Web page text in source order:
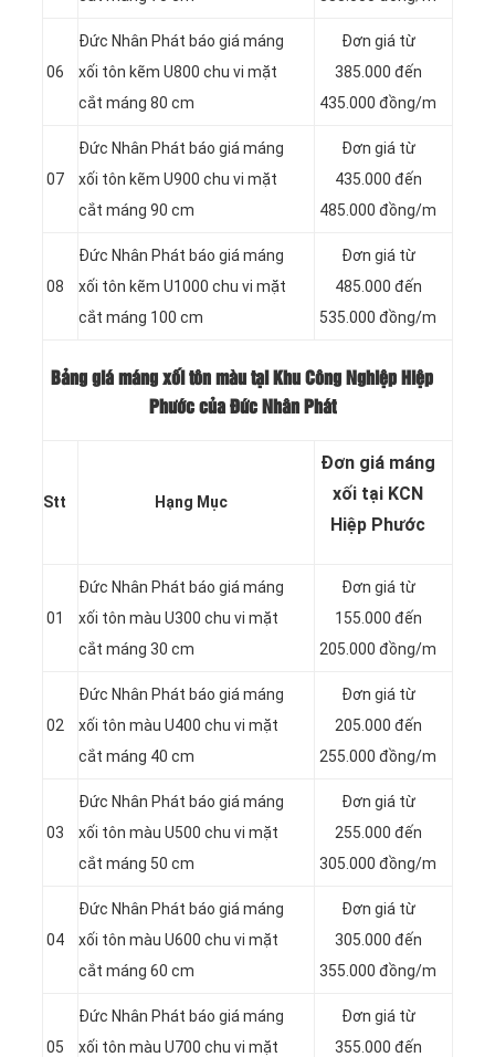
06
Đức Nhân Phát báo giá máng
xối tôn kẽm U800 chu vi mặt
cắt máng 80 cm
Đơn giá từ
385.000 đến
435.000 đồng/m
07
Đức Nhân Phát báo giá máng
xối tôn kẽm U900 chu vi mặt
cắt máng 90 cm
Đơn giá từ
435.000 đến
485.000 đồng/m
08
Đức Nhân Phát báo giá máng
xối tôn kẽm U1000 chu vi mặt
cắt máng 100 cm
Đơn giá từ
485.000 đến
535.000 đồng/m
Bảng giá máng xối tôn màu tại Khu Công Nghiệp Hiệp
Phước của Đức Nhân Phát
Stt Hạng Mục
Đơn giá máng
xối tại KCN
Hiệp Phước
01
Đức Nhân Phát báo giá máng
xối tôn màu U300 chu vi mặt
cắt máng 30 cm
Đơn giá từ
155.000 đến
205.000 đồng/m
02
Đức Nhân Phát báo giá máng
xối tôn màu U400 chu vi mặt
cắt máng 40 cm
Đơn giá từ
205.000 đến
255.000 đồng/m
03
Đức Nhân Phát báo giá máng
xối tôn màu U500 chu vi mặt
cắt máng 50 cm
Đơn giá từ
255.000 đến
305.000 đồng/m
04
Đức Nhân Phát báo giá máng
xối tôn màu U600 chu vi mặt
cắt máng 60 cm
Đơn giá từ
305.000 đến
355.000 đồng/m
05
Đức Nhân Phát báo giá máng
xối tôn màu U700 chu vi mặt
Đơn giá từ
355.000 đến